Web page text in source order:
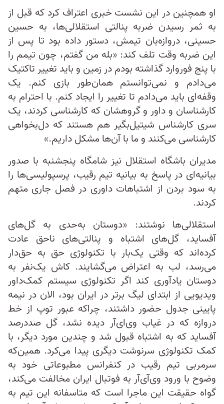
او همچنین در این نشست خبری اعتراف کرد که قبل از
به ثمر رسیدن ضربه پنالتی استقلالی‌ها، به حسین
حسینی، دروازه‌بان تیمش، دستور داده بود تا پس از
این ضربه وقت تلف کند: «بله من گفتم، چون تیمم را
با پنج فوروارد گذاشته بودم در زمین و باید تغییر تاکتیک
می‌دادم و نمی‌توانستم همان‌طور بازی کنم. یک
وقفه‌ای باید می‌دادم تا تغییر را ایجاد کنم. با احترام به
کارشناسان و داور و گروهشان که کارشناسی کردند، یک
سری کارشناس شیتیل‌بگیر هم هستند که دل‌بخواهی
کارشناسی می‌کنند و ما با آن‌ها مشکل داریم.»
مدیران باشگاه استقلال نیز شامگاه پنجشنبه با صدور
بیانیه‌ای در پاسخ به بیانیه تیم رقیب، پرسپولیسی‌ها را
به سود بردن از اشتباهات داوری در فصل جاری متهم
کردند.
استقلالی‌ها نوشتند: «دوستان به‌حدی به گل‌های
آفساید، گل‌های اشتباه و پنالتی‌های ناحق عادت
کرده‌اند که وقتی یک‌بار با تکنولوژی حق به حق‌دار
می‌رسد، لب به اعتراض می‌گشایند. کاش یک‌نفر به
دوستان یادآوری کند اگر تکنولوژی سیستم کمک‌داور
ویدیویی از ابتدای لیگ برتر در ایران بود، الان در نیمه
پایینی جدول حضور داشتند، چراکه عبور توپ از خط
دروازه که در غیاب وی‌ای‌آر دیده نشد، گل صددرصد
آفساید که به اشتباه قبول شد و چندین مورد دیگر، با
کمک تکنولوژی سرنوشت دیگری پیدا می‌کرد. همین‌که
سرمربی تیم رقیب در کنفرانس مطبوعاتی خود به
وضوح با ورود وی‌آی‌آر به فوتبال ایران مخالفت می‌کند،
گواه حقیقت این ماجرا است که متاسفانه این تیم به